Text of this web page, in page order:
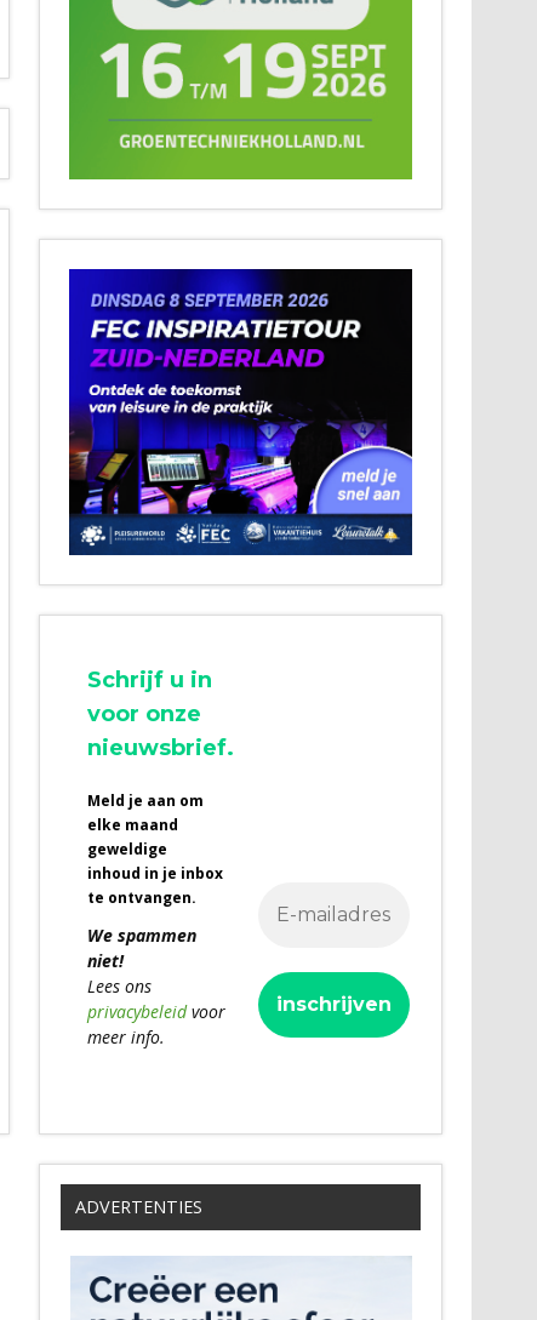
Schrijf u in
voor onze
nieuwsbrief.
Meld je aan om
elke maand
geweldige
inhoud in je inbox
te ontvangen.
We spammen
niet!
Lees ons
privacybeleidvoor
meer info.
ADVERTENTIES